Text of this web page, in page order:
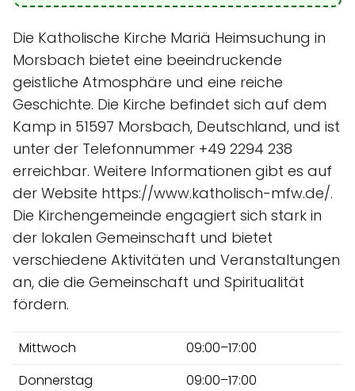
Die Katholische Kirche Mariä Heimsuchung in
Morsbach bietet eine beeindruckende
geistliche Atmosphäre und eine reiche
Geschichte. Die Kirche befindet sich auf dem
Kamp in 51597 Morsbach, Deutschland, und ist
unter der Telefonnummer +49 2294 238
erreichbar. Weitere Informationen gibt es auf
der Website https://www.katholisch-mfw.de/.
Die Kirchengemeinde engagiert sich stark in
der lokalen Gemeinschaft und bietet
verschiedene Aktivitäten und Veranstaltungen
an, die die Gemeinschaft und Spiritualität
fördern.
Mittwoch
09:00–17:00
Donnerstag
09:00–17:00